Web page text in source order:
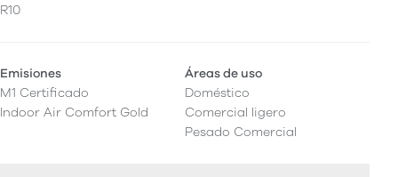
R10
Emisiones
M1 Certificado
Indoor Air Comfort Gold
Áreas de uso
Doméstico
Comercial ligero
Pesado Comercial